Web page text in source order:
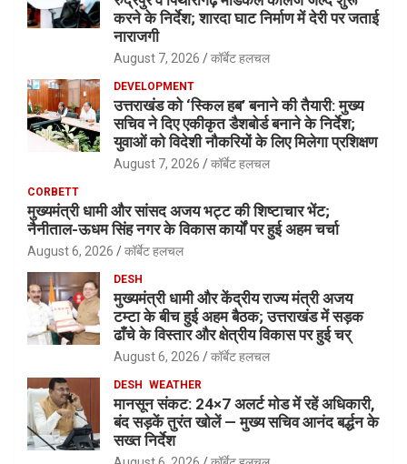
करने के निर्देश; शारदा घाट निर्माण में देरी पर जताई
नाराजगी
August 7, 2026 कॉर्बेट हलचल
DEVELOPMENT
उत्तराखंड को ‘स्किल हब’ बनाने की तैयारी: मुख्य
सचिव ने दिए एकीकृत डैशबोर्ड बनाने के निर्देश;
युवाओं को विदेशी नौकरियों के लिए मिलेगा प्रशिक्षण
August 7, 2026 कॉर्बेट हलचल
CORBETT
मुख्यमंत्री धामी और सांसद अजय भट्ट की शिष्टाचार भेंट;
नैनीताल-ऊधम सिंह नगर के विकास कार्यों पर हुई अहम चर्चा
August 6, 2026 कॉर्बेट हलचल
DESH
मुख्यमंत्री धामी और केंद्रीय राज्य मंत्री अजय
टम्टा के बीच हुई अहम बैठक; उत्तराखंड में सड़क
ढाँचे के विस्तार और क्षेत्रीय विकास पर हुई चर्
August 6, 2026 कॉर्बेट हलचल
DESH WEATHER
मानसून संकट: 24×7 अलर्ट मोड में रहें अधिकारी,
बंद सड़कें तुरंत खोलें — मुख्य सचिव आनंद बर्द्धन के
सख्त निर्देश